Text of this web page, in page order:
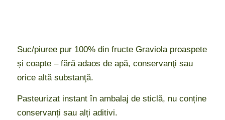
Suc/piuree pur 100% din fructe Graviola proaspete
și coapte – fără adaos de apă, conservanţi sau
orice altă substanţă.
Pasteurizat instant în ambalaj de sticlă, nu conține
conservanți sau alți aditivi.